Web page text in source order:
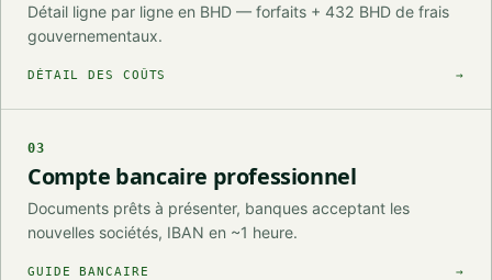
Détail ligne par ligne en BHD — forfaits + 432 BHD de frais
gouvernementaux.
DÉTAIL DES COÛTS →
03
Compte bancaire professionnel
Documents prêts à présenter, banques acceptant les
nouvelles sociétés, IBAN en ~1 heure.
GUIDE BANCAIRE →